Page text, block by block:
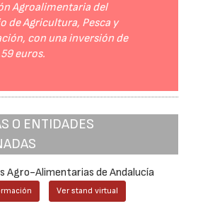
Agroalimentaria del
de Agricultura, Pesca y
con una inversión de
euros.
O ENTIDADES
Agro-Alimentarias de Andalucía
Ver stand virtual